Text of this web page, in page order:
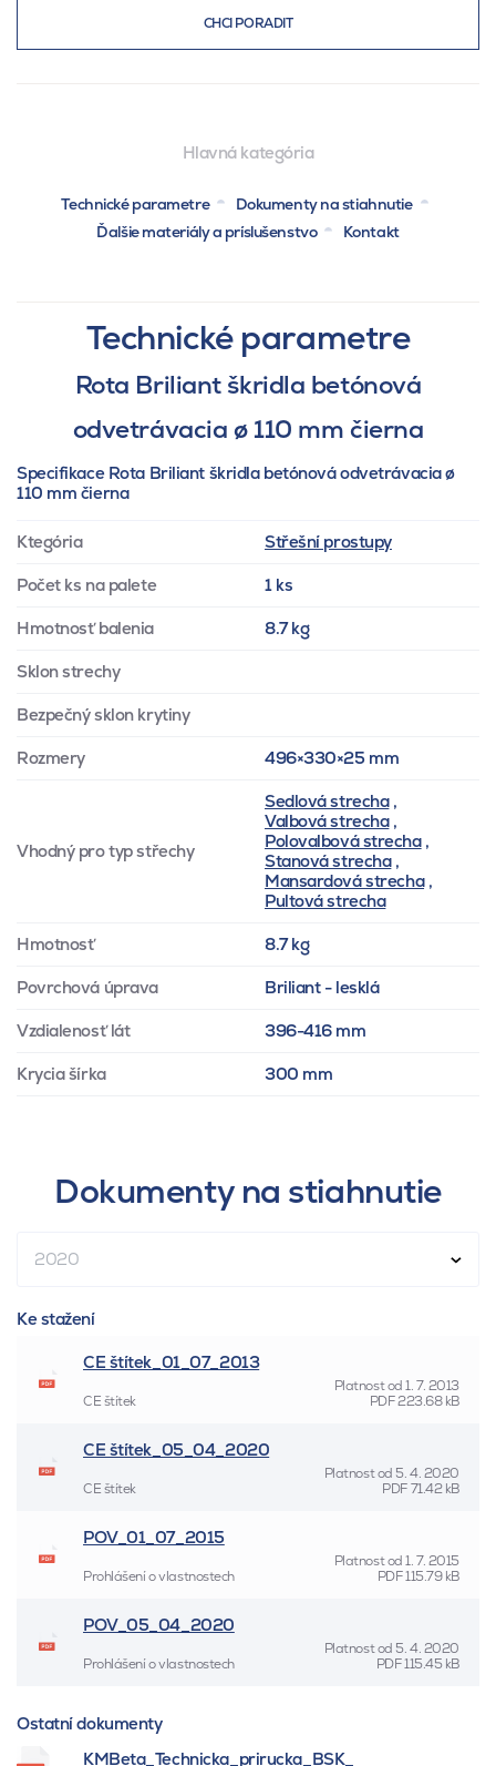
CHCI PORADIT
Hlavná kategória
Technické parametre
Dokumenty na stiahnutie
Ďalšie materiály a príslušenstvo
Kontakt
Technické parametre
Rota Briliant škridla betónová
odvetrávacia ø 110 mm čierna
Specifikace Rota Briliant škridla betónová odvetrávacia ø
110 mm čierna
Ktegória Střešní prostupy
Počet ks na palete 1 ks
Hmotnosť balenia 8.7 kg
Sklon strechy
Bezpečný sklon krytiny
Rozmery 496×330×25 mm
Vhodný pro typ střechy
Sedlová strecha,
Valbová strecha,
Polovalbová strecha,
Stanová strecha,
Mansardová strecha,
Pultová strecha
Hmotnosť 8.7 kg
Povrchová úprava Briliant - lesklá
Vzdialenosť lát 396-416 mm
Krycia šírka 300 mm
Dokumenty na stiahnutie
2020
Ke stažení
CE štítek_01_07_2013
Platnost od1. 7. 2013
CE štítek
PDF223.68 kB
CE štítek_05_04_2020
Platnost od 5. 4. 2020
CE štítek
PDF71.42 kB
POV_01_07_2015
Platnost od1. 7. 2015
Prohlášení o vlastnostech
PDF115.79 kB
POV_05_04_2020
Platnost od 5. 4. 2020
Prohlášení o vlastnostech
PDF115.45 kB
Ostatní dokumenty
KMBeta_Technicka_prirucka_BSK_